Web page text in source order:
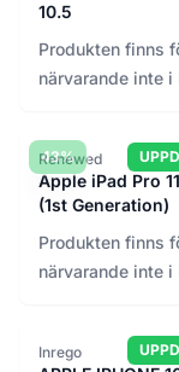
10.5
Produkten finns
närvarande inte i
43%
Renewed
Apple iPad Pro
(1st Generation)
Produkten finns
närvarande inte i
Inrego